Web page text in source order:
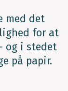
med det
for at
og i stedet
på papir.